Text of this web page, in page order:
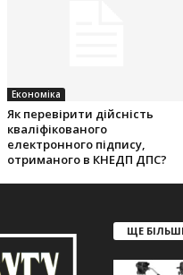
Економіка
Як перевірити дійсність
кваліфікованого
електронного підпису,
отриманого в КНЕДП ДПС?
ЩЕ